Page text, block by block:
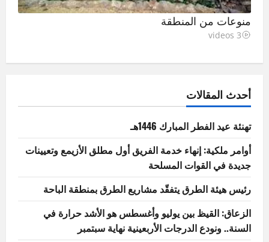
منوعات من المنطقة
3 videos
أحدث المقالات
تهنئة عيد الفطر المبارك 1446هـ
أوامر ملكية: إنهاء خدمة الفريق أول مطلق الأزيمع وتعيينات
جديدة في القوات المسلحة
رئيس هيئة الطرق يتفقّد مشاريع الطرق بمنطقة الباحة
الزعاق: القيظ بين يوليو وأغسطس هو الأشد حرارة في
السنة.. ونودع الدرجات الأربعينية نهاية سبتمبر